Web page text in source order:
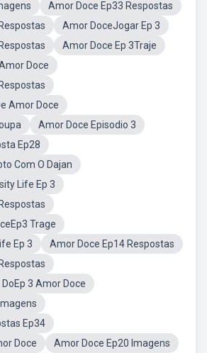
Amor Doce Ep33 Respostas
Amor DoceJogar Ep 3
Amor Doce Ep 3Traje
Doce
Amor Doce
Amor Doce Episodio 3
Ep28
Com O Dajan
Life Ep 3
Trage
Ep 3
Amor Doce Ep14 Respostas
3 Amor Doce
Ep34
Doce
Amor Doce Ep20 Imagens